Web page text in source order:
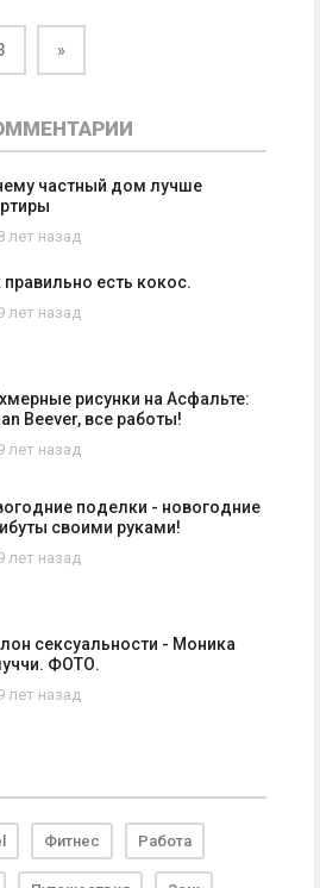
»
частный дом лучше
лет назад
правильно есть кокос.
лет назад
рисунки на Асфальте:
Beever, все работы!
лет назад
поделки - новогодние
своими руками!
лет назад
сексуальности - Моника
ФОТО.
лет назад
Фитнес Работа